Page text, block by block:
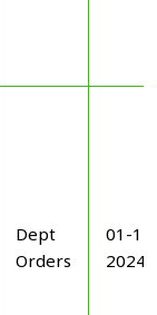
Dept
Orders
01-
2024